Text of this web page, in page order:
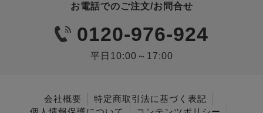
お電話でのご注文/お問合せ
0120-976-924
平日10:00～17:00
会社概要
特定商取引法に基づく表記